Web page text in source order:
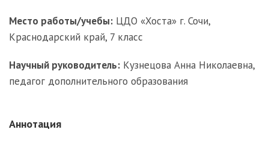
Место работы/учебы: ЦДО «Хоста» г. Сочи,
Краснодарский край, 7 класс
Научный руководитель: Кузнецова Анна Николаевна,
педагог дополнительного образования
Аннотация